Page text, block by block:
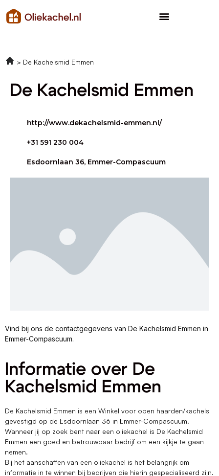
De Kachelsmid Emmen
De Kachelsmid Emmen
http://www.dekachelsmid-emmen.nl/
+31 591 230 004
Esdoornlaan 36, Emmer-Compascuum
Vind bij ons de contactgegevens van De Kachelsmid Emmen in
Emmer-Compascuum.
Informatie over De
Kachelsmid Emmen
De Kachelsmid Emmen is een Winkel voor open haarden/kachels
gevestigd op de Esdoornlaan 36 in Emmer-Compascuum.
Wanneer jij op zoek bent naar een oliekachel is De Kachelsmid
Emmen een goed en betrouwbaar bedrijf om een kijkje te gaan
nemen.
Bij het aanschaffen van een oliekachel is het belangrijk om
informatie in te winnen bij bedrijven die hierin gespecialiseerd zijn.